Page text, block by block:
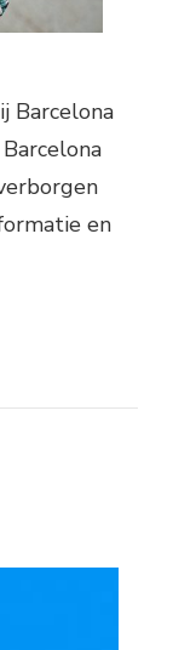
Barcelona
en